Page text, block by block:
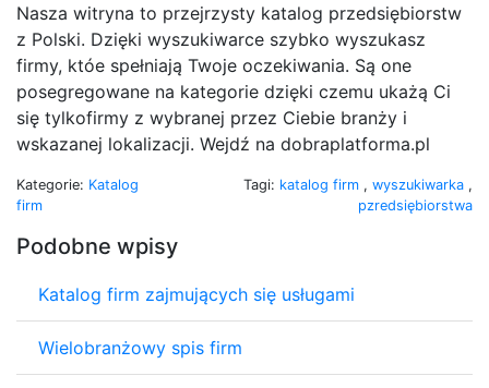
Nasza witryna to przejrzysty katalog przedsiębiorstw
z Polski. Dzięki wyszukiwarce szybko wyszukasz
firmy, któe spełniają Twoje oczekiwania. Są one
posegregowane na kategorie dzięki czemu ukażą Ci
się tylkofirmy z wybranej przez Ciebie branży i
wskazanej lokalizacji. Wejdź na dobraplatforma.pl
Kategorie: Katalog
firm
Tagi: katalog firm , wyszukiwarka ,
pzredsiębiorstwa
Podobne wpisy
Katalog firm zajmujących się usługami
Wielobranżowy spis firm